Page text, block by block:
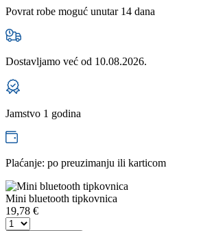
Povrat robe moguć unutar 14 dana
Dostavljamo već od 10.08.2026.
Jamstvo 1 godina
Plaćanje: po preuzimanju ili karticom
Mini bluetooth tipkovnica
19,78 €